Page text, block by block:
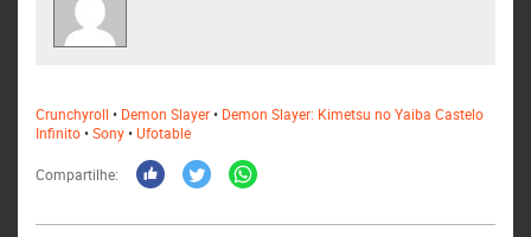
Crunchyroll • Demon Slayer• Demon Slayer: Kimetsu no Yaiba Castelo
Infinito•Sony•Ufotable
Compartilhe: